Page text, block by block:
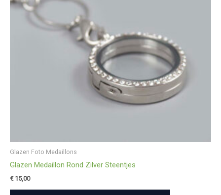
Glazen Foto Medaillons
Glazen Medaillon Rond Zilver Steentjes
€15,00